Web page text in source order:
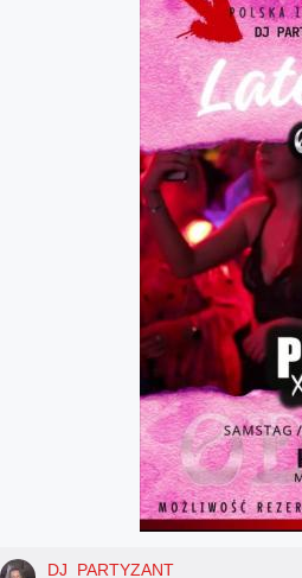
DJ_PARTYZANT